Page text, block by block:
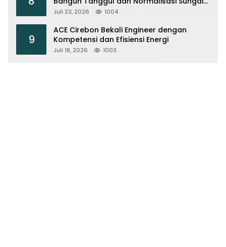
Kijing
Juli 23, 2026 1004
9
ACE Cirebon Bekali Engineer dengan
Kompetensi dan Efisiensi Energi
Juli 18, 2026 1003